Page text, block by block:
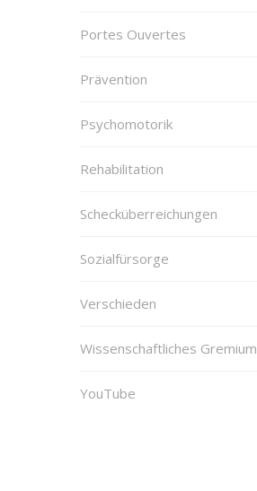
Portes Ouvertes
Prävention
Psychomotorik
Rehabilitation
Schecküberreichungen
Sozialfürsorge
Verschieden
Wissenschaftliches Gremium
YouTube